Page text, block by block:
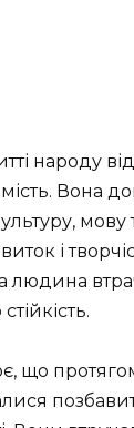
народу
Вона
мову
і
людина
протягом